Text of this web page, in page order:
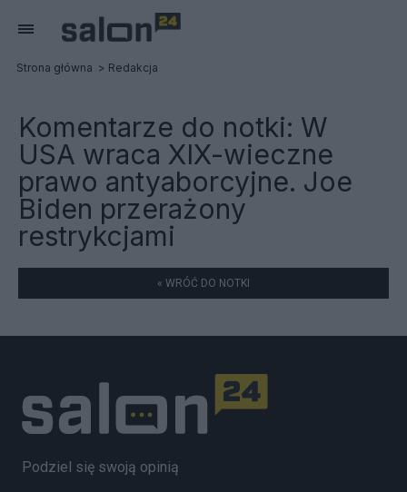
Strona główna Redakcja
Komentarze do notki: W
USA wraca XIX-wieczne
prawo antyaborcyjne. Joe
Biden przerażony
restrykcjami
« WRÓĆ DO NOTKI
Podziel się swoją opinią